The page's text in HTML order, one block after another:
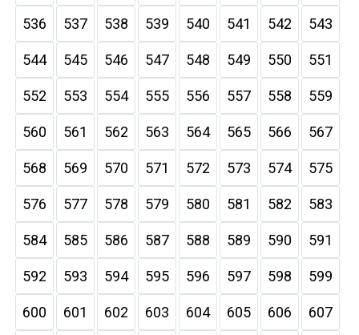
536 537 538 539 540 541 542 543
544 545 546 547 548 549 550 551
552 553 554 555 556 557 558 559
560 561 562 563 564 565 566 567
568 569 570 571 572 573 574 575
576 577 578 579 580 581 582 583
584 585 586 587 588 589 590 591
592 593 594 595 596 597 598 599
600 601 602 603 604 605 606 607